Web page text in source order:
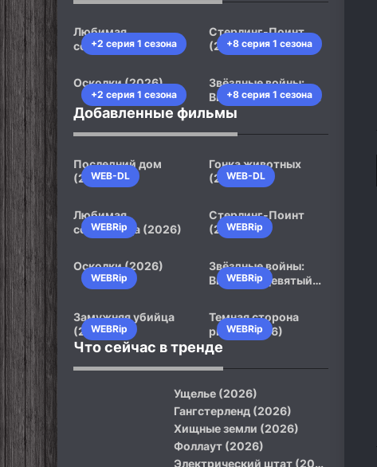
+2 серия 1 сезона
Любимая
сотрудница (2026)
+8 серия 1 сезона
Стерлинг-Поинт
(2026)
+2 серия 1 сезона
Осколки (2026)
+8 серия 1 сезона
Звёздные войны:
Видения. Девятый
джедай (2026)
Добавленные фильмы
WEB-DL
Последний дом
(2026)
WEB-DL
Гонка животных
(2026)
WEBRip
Любимая
сотрудница (2026)
WEBRip
Стерлинг-Поинт
(2026)
WEBRip
Осколки (2026)
WEBRip
Звёздные войны:
Видения. Девятый
WEBRip
Замужняя убийца
(2026)
WEBRip
Темная сторона
ринга (2026)
Что сейчас в тренде
Ущелье (2026)
Гангстерленд (2026)
Хищные земли (2026)
Фоллаут (2026)
Электрический штат (2026)